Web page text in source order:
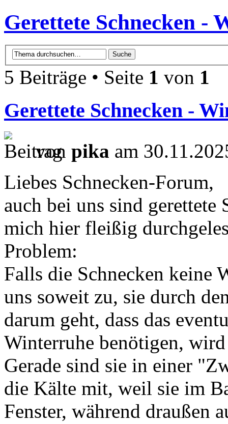
Gerettete Schnecken -
5 Beiträge • Seite 1 von 1
Gerettete Schnecken -
von pika am
Liebes Schnecken-Forum,
auch bei uns sind gerettete
mich hier fleißig
Problem:
Falls die Schnecken keine
uns soweit zu, sie durch
darum geht, dass das
Winterruhe benötigen,
Gerade sind sie in einer
die Kälte mit, weil sie im
Fenster, während draußen